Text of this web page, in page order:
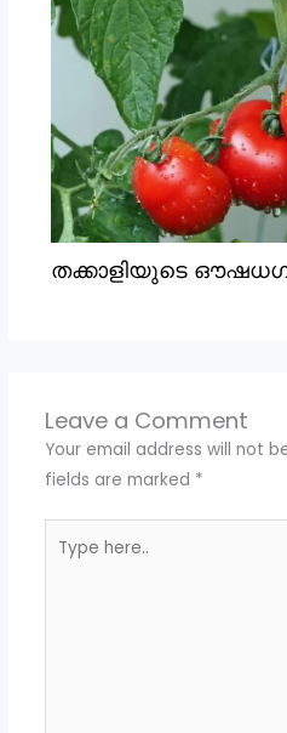
തക്കാളിയുടെ
Leave a Comment
Your email address will not
fields are marked *
here..